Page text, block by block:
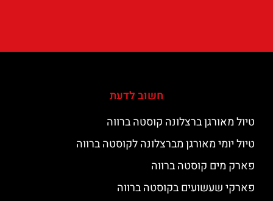
חשוב לדעת
טיול מאורגן ברצלונה קוסטה ברווה
טיול יומי מאורגן מברצלונה לקוסטה ברווה
פארק מים קוסטה ברווה
פארקי שעשועים בקוסטה ברווה